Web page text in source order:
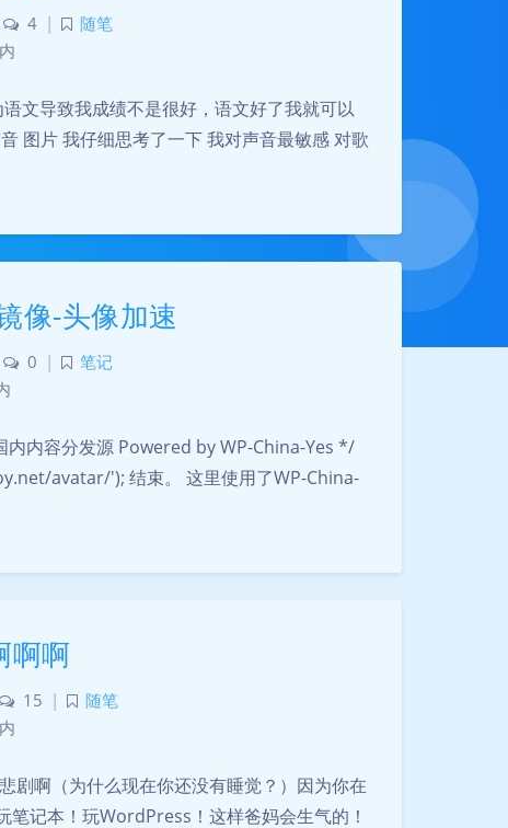
4 |
随笔
文导致我成绩不是很好，语文好了我就可以
图片 我仔细思考了一下 我对声音最敏感 对歌
像-头像加速
0 |
笔记
内容分发源 Powered by WP-China-Yes */
avatar/'); 结束。 这里使用了WP-China-
啊啊
15 |
随笔
剧啊（为什么现在你还没有睡觉？）因为你在
记本！玩WordPress！这样爸妈会生气的！